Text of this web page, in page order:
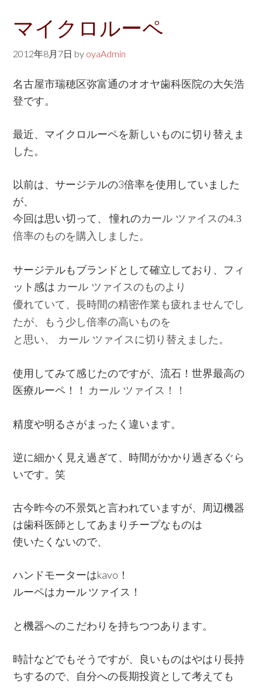
マイクロルーペ
2012年8月7日 by oyaAdmin
名古屋市瑞穂区弥富通のオオヤ歯科医院の大矢浩
登です。
最近、マイクロルーペを新しいものに切り替えま
した。
以前は、サージテルの3倍率を使用していました
が、
今回は思い切って、 憧れのカール ツァイスの4.3
倍率のものを購入しました。
サージテルもブランドとして確立しており、フィ
ット感は カール ツァイスのものより
優れていて、長時間の精密作業も疲れませんでし
たが、もう少し倍率の高いものを
と思い、 カール ツァイスに切り替えました。
使用してみて感じたのですが、流石！世界最高の
医療ルーペ！！
カール ツァイス！！
精度や明るさがまったく違います。
逆に細かく見え過ぎて、時間がかかり過ぎるぐら
いです。笑
古今昨今の不景気と言われていますが、周辺機器
は歯科医師としてあまりチープなものは
使いたくないので、
ハンドモーターはkavo！
ルーペはカール ツァイス！
と機器へのこだわりを持ちつつあります。
時計などでもそうですが、良いものはやはり長持
ちするので、自分への長期投資として考えても